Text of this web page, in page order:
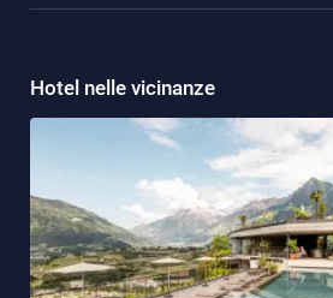
Hotel nelle vicinanze